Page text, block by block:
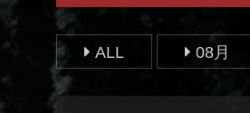
ALL 08月